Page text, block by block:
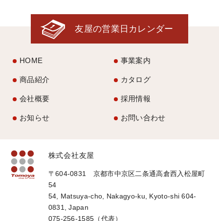
友屋の営業日カレンダー
HOME 事業案内
商品紹介 カタログ
会社概要 採用情報
お知らせ お問い合わせ
株式会社友屋
〒604-0831 京都市中京区二条通高倉西入松屋町
54
54, Matsuya-cho, Nakagyo-ku, Kyoto-shi 604-
0831, Japan
075-256-1585（代表）